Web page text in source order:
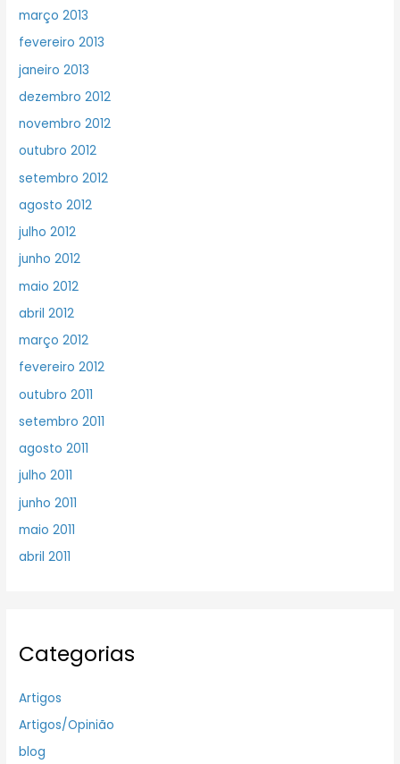
março 2013
fevereiro 2013
janeiro 2013
dezembro 2012
novembro 2012
outubro 2012
setembro 2012
agosto 2012
julho 2012
junho 2012
maio 2012
abril 2012
março 2012
fevereiro 2012
outubro 2011
setembro 2011
agosto 2011
julho 2011
junho 2011
maio 2011
abril 2011
Categorias
Artigos
Artigos/Opinião
blog